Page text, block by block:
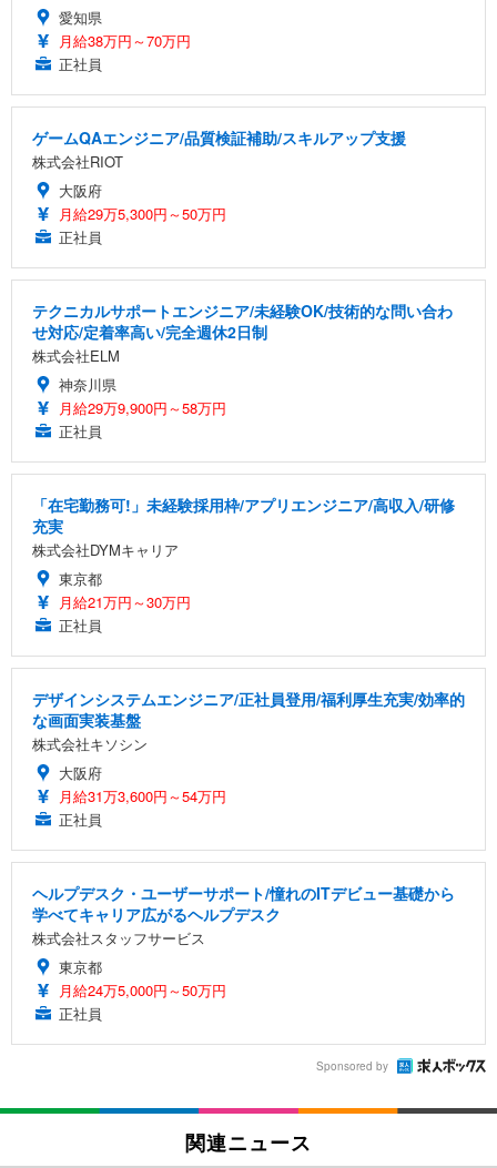
愛知県
月給38万円～70万円
正社員
ゲームQAエンジニア/品質検証補助/スキルアップ支援
株式会社RIOT
大阪府
月給29万5,300円～50万円
正社員
テクニカルサポートエンジニア/未経験OK/技術的な問い合わ
せ対応/定着率高い/完全週休2日制
株式会社ELM
神奈川県
月給29万9,900円～58万円
正社員
「在宅勤務可!」未経験採用枠/アプリエンジニア/高収入/研修
充実
株式会社DYMキャリア
東京都
月給21万円～30万円
正社員
デザインシステムエンジニア/正社員登用/福利厚生充実/効率的
な画面実装基盤
株式会社キソシン
大阪府
月給31万3,600円～54万円
正社員
ヘルプデスク・ユーザーサポート/憧れのITデビュー基礎から
学べてキャリア広がるヘルプデスク
株式会社スタッフサービス
東京都
月給24万5,000円～50万円
正社員
Sponsored by
関連ニュース